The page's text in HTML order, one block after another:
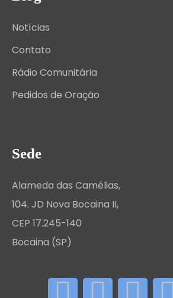
Notícias
Contato
Rádio Comunitária
Pedidos de Oração
Sede
Alameda das Camélias,
104. JD Nova Bocaina II,
CEP 17.245-140
Bocaina (SP)